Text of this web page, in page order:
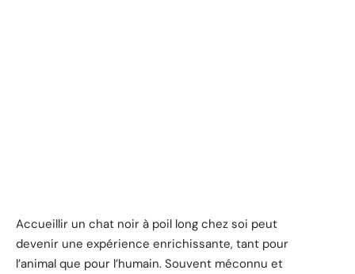
Accueillir un chat noir à poil long chez soi peut
devenir une expérience enrichissante, tant pour
l’animal que pour l’humain. Souvent méconnu et